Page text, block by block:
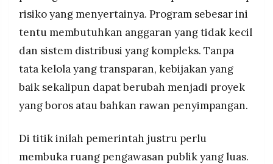
risiko yang menyertainya. Program sebesar ini
tentu membutuhkan anggaran yang tidak kecil
dan sistem distribusi yang kompleks. Tanpa
tata kelola yang transparan, kebijakan yang
baik sekalipun dapat berubah menjadi proyek
yang boros atau bahkan rawan penyimpangan.
Di titik inilah pemerintah justru perlu
membuka ruang pengawasan publik yang luas.